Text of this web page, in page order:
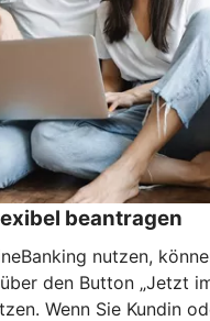
beantragen
nutzen,
den Button „Jetzt
Wenn Sie Kundin